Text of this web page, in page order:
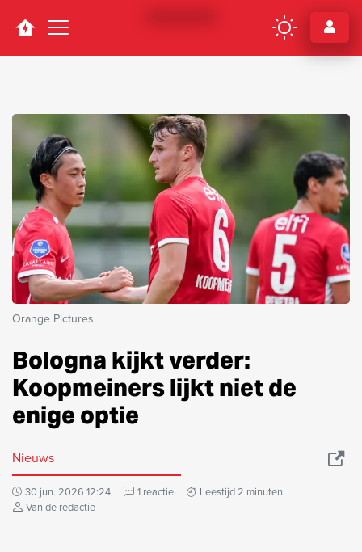
Navigation
Orange Pictures
Bologna kijkt verder:
Koopmeiners lijkt niet de
enige optie
Nieuws
30 jun. 2026 12:24 1 reactie
Leestijd 2 minuten
Van de redactie